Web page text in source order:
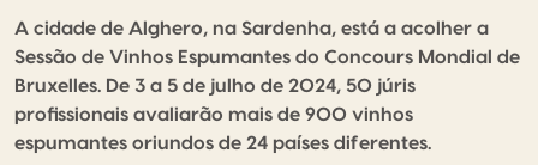
A cidade de Alghero, na Sardenha, está a acolher a
Sessão de Vinhos Espumantes do Concours Mondial de
Bruxelles. De 3 a 5 de julho de 2024, 50 júris
profissionais avaliarão mais de 900 vinhos
espumantes oriundos de 24 países diferentes.